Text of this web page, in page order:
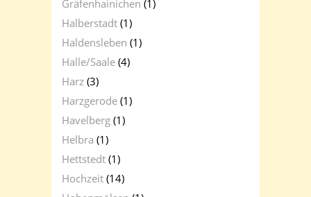
Gräfenhainichen (1)
Halberstadt (1)
Haldensleben (1)
Halle/Saale (4)
Harz (3)
Harzgerode (1)
Havelberg (1)
Helbra (1)
Hettstedt (1)
Hochzeit (14)